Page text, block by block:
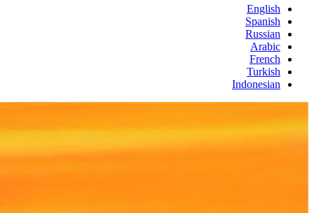
English
Spanish
Russian
Arabic
French
Turkish
Indonesian